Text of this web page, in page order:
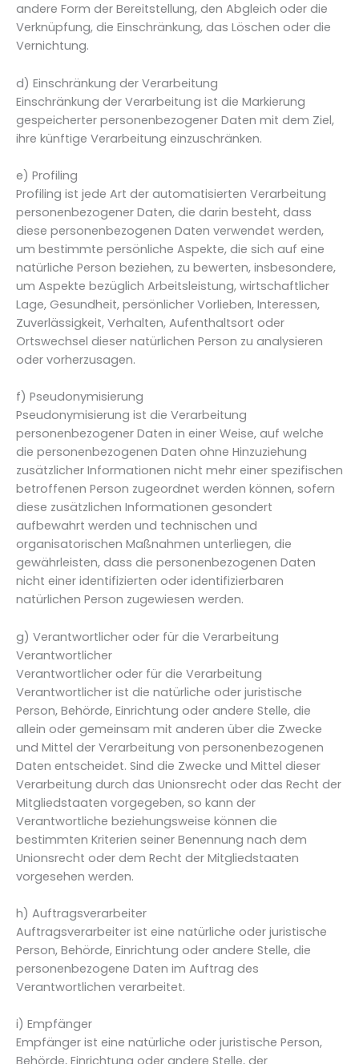
andere Form der Bereitstellung, den Abgleich oder die
Verknüpfung, die Einschränkung, das Löschen oder die
Vernichtung.
d) Einschränkung der Verarbeitung
Einschränkung der Verarbeitung ist die Markierung
gespeicherter personenbezogener Daten mit dem Ziel,
ihre künftige Verarbeitung einzuschränken.
e) Profiling
Profiling ist jede Art der automatisierten Verarbeitung
personenbezogener Daten, die darin besteht, dass
diese personenbezogenen Daten verwendet werden,
um bestimmte persönliche Aspekte, die sich auf eine
natürliche Person beziehen, zu bewerten, insbesondere,
um Aspekte bezüglich Arbeitsleistung, wirtschaftlicher
Lage, Gesundheit, persönlicher Vorlieben, Interessen,
Zuverlässigkeit, Verhalten, Aufenthaltsort oder
Ortswechsel dieser natürlichen Person zu analysieren
oder vorherzusagen.
f) Pseudonymisierung
Pseudonymisierung ist die Verarbeitung
personenbezogener Daten in einer Weise, auf welche
die personenbezogenen Daten ohne Hinzuziehung
zusätzlicher Informationen nicht mehr einer spezifischen
betroffenen Person zugeordnet werden können, sofern
diese zusätzlichen Informationen gesondert
aufbewahrt werden und technischen und
organisatorischen Maßnahmen unterliegen, die
gewährleisten, dass die personenbezogenen Daten
nicht einer identifizierten oder identifizierbaren
natürlichen Person zugewiesen werden.
g) Verantwortlicher oder für die Verarbeitung
Verantwortlicher
Verantwortlicher oder für die Verarbeitung
Verantwortlicher ist die natürliche oder juristische
Person, Behörde, Einrichtung oder andere Stelle, die
allein oder gemeinsam mit anderen über die Zwecke
und Mittel der Verarbeitung von personenbezogenen
Daten entscheidet. Sind die Zwecke und Mittel dieser
Verarbeitung durch das Unionsrecht oder das Recht der
Mitgliedstaaten vorgegeben, so kann der
Verantwortliche beziehungsweise können die
bestimmten Kriterien seiner Benennung nach dem
Unionsrecht oder dem Recht der Mitgliedstaaten
vorgesehen werden.
h) Auftragsverarbeiter
Auftragsverarbeiter ist eine natürliche oder juristische
Person, Behörde, Einrichtung oder andere Stelle, die
personenbezogene Daten im Auftrag des
Verantwortlichen verarbeitet.
i) Empfänger
Empfänger ist eine natürliche oder juristische Person,